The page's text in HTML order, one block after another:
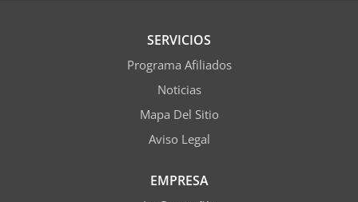
SERVICIOS
Programa Afiliados
Noticias
Mapa Del Sitio
Aviso Legal
EMPRESA